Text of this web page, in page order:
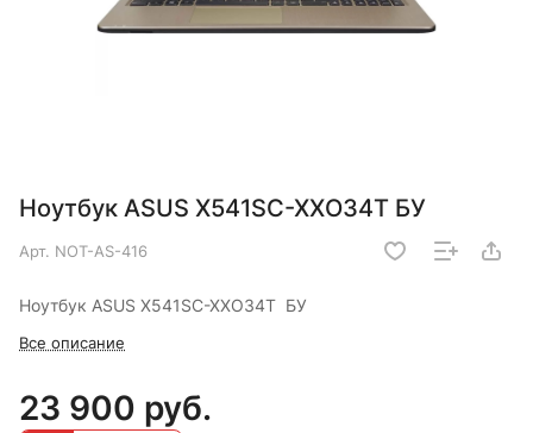
Ноутбук ASUS X541SC-XXO34T БУ
Арт. NOT-AS-416
Ноутбук ASUS X541SC-XXO34T БУ
Все описание
23 900 руб.